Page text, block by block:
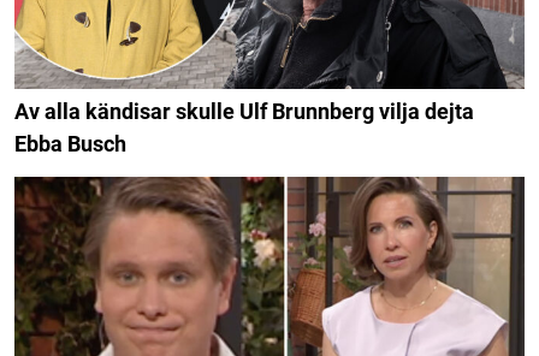
Av alla kändisar skulle Ulf Brunnberg vilja dejta
Ebba Busch